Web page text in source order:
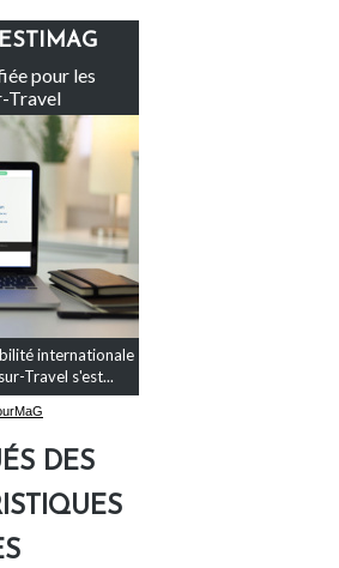
rachète Eden Tour
pour les
Travel
internationale
Travel s'est...
DES